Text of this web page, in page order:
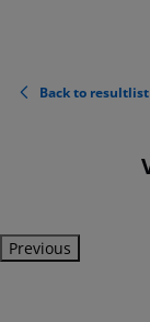
Back to resultlist
Previous